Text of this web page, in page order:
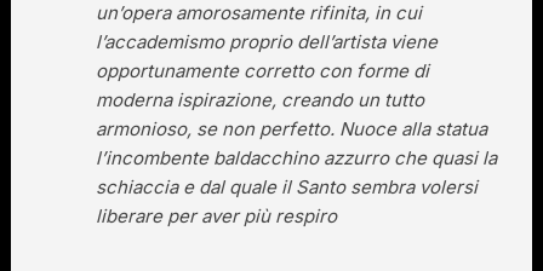
un’opera amorosamente rifinita, in cui
l’accademismo proprio dell’artista viene
opportunamente corretto con forme di
moderna ispirazione, creando un tutto
armonioso, se non perfetto. Nuoce alla statua
l’incombente baldacchino azzurro che quasi la
schiaccia e dal quale il Santo sembra volersi
liberare per aver più respiro